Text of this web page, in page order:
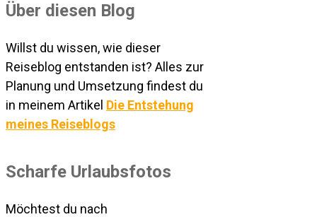
Über diesen Blog
Willst du wissen, wie dieser
Reiseblog entstanden ist? Alles zur
Planung und Umsetzung findest du
in meinem Artikel Die Entstehung
meines Reiseblogs
Scharfe Urlaubsfotos
Möchtest du nach